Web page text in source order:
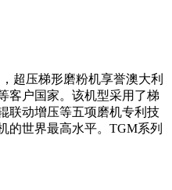
超压梯形磨粉机享誉澳大利
客户国家。该机型采用了梯
联动增压等五项磨机专利技
的世界最高水平。TGM系列